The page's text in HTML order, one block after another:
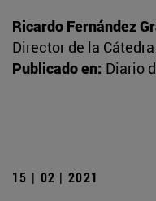
Ricardo Fernández
Director de la
Publicado en: Diario
15 | 02 | 2021